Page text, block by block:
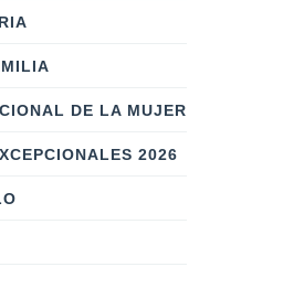
DE LA MUJER
2026